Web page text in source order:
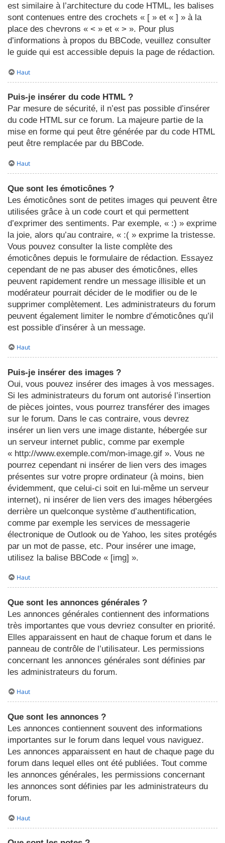
est similaire à l’architecture du code HTML, les balises
sont contenues entre des crochets « [ » et « ] » à la
place des chevrons « < » et « > ». Pour plus
d’informations à propos du BBCode, veuillez consulter
le guide qui est accessible depuis la page de rédaction.
Haut
Puis-je insérer du code HTML ?
Par mesure de sécurité, il n’est pas possible d’insérer
du code HTML sur ce forum. La majeure partie de la
mise en forme qui peut être générée par du code HTML
peut être remplacée par du BBCode.
Haut
Que sont les émoticônes ?
Les émoticônes sont de petites images qui peuvent être
utilisées grâce à un code court et qui permettent
d’exprimer des sentiments. Par exemple, « :) » exprime
la joie, alors qu’au contraire, « :( » exprime la tristesse.
Vous pouvez consulter la liste complète des
émoticônes depuis le formulaire de rédaction. Essayez
cependant de ne pas abuser des émoticônes, elles
peuvent rapidement rendre un message illisible et un
modérateur pourrait décider de le modifier ou de le
supprimer complètement. Les administrateurs du forum
peuvent également limiter le nombre d’émoticônes qu’il
est possible d’insérer à un message.
Haut
Puis-je insérer des images ?
Oui, vous pouvez insérer des images à vos messages.
Si les administrateurs du forum ont autorisé l’insertion
de pièces jointes, vous pourrez transférer des images
sur le forum. Dans le cas contraire, vous devrez
insérer un lien vers une image distante, hébergée sur
un serveur internet public, comme par exemple
« http://www.exemple.com/mon-image.gif ». Vous ne
pourrez cependant ni insérer de lien vers des images
présentes sur votre propre ordinateur (à moins, bien
évidemment, que celui-ci soit en lui-même un serveur
internet), ni insérer de lien vers des images hébergées
derrière un quelconque système d’authentification,
comme par exemple les services de messagerie
électronique de Outlook ou de Yahoo, les sites protégés
par un mot de passe, etc. Pour insérer une image,
utilisez la balise BBCode « [img] ».
Haut
Que sont les annonces générales ?
Les annonces générales contiennent des informations
très importantes que vous devriez consulter en priorité.
Elles apparaissent en haut de chaque forum et dans le
panneau de contrôle de l’utilisateur. Les permissions
concernant les annonces générales sont définies par
les administrateurs du forum.
Haut
Que sont les annonces ?
Les annonces contiennent souvent des informations
importantes sur le forum dans lequel vous naviguez.
Les annonces apparaissent en haut de chaque page du
forum dans lequel elles ont été publiées. Tout comme
les annonces générales, les permissions concernant
les annonces sont définies par les administrateurs du
forum.
Haut